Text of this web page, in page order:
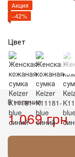
Акция
−42%
Цвет
В наличии
1 069 грн